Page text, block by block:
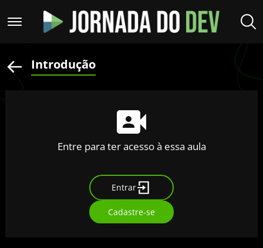
Introdução
Entre para ter acesso à essa aula
Entrar
Cadastre-se